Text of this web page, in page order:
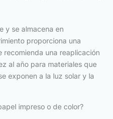
y se almacena en
proporciona una
recomienda una reaplicación
al año para materiales que
exponen a la luz solar y la
impreso o de color?